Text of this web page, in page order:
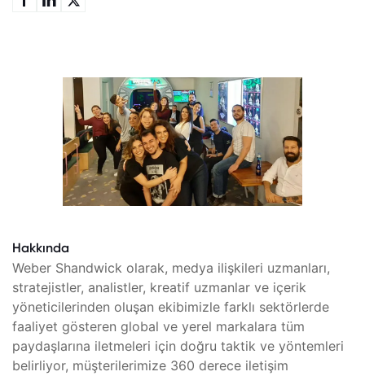
Hakkında
Weber Shandwick olarak, medya ilişkileri uzmanları,
stratejistler, analistler, kreatif uzmanlar ve içerik
yöneticilerinden oluşan ekibimizle farklı sektörlerde
faaliyet gösteren global ve yerel markalara tüm
paydaşlarına iletmeleri için doğru taktik ve yöntemleri
belirliyor, müşterilerimize 360 derece iletişim